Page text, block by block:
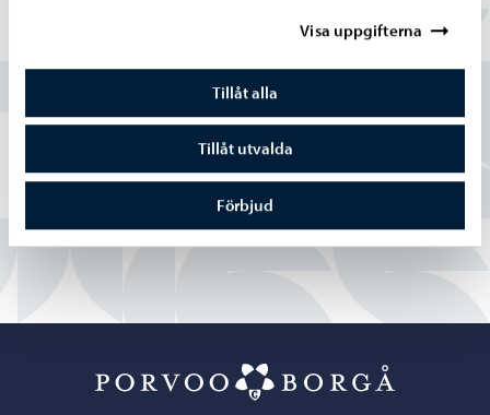
Visa uppgifterna
Tillåt alla
Tillåt utvalda
Förbjud
Ja
Delvis
Nej